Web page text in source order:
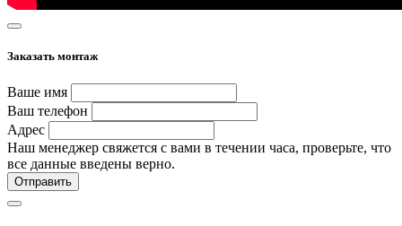
Заказать монтаж
Ваше имя
Ваш телефон
Адрес
Наш менеджер свяжется с вами в течении часа, проверьте, что
все данные введены верно.
Отправить